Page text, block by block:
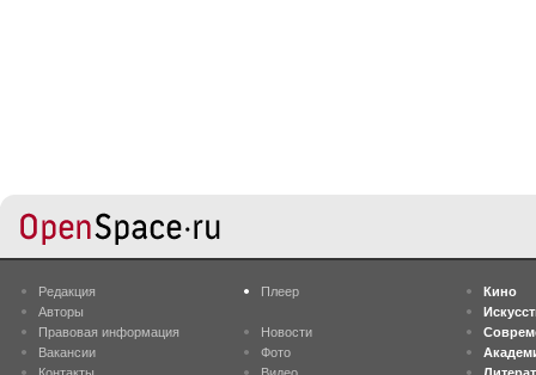
Редакция
Авторы
Правовая информация
Вакансии
Плеер
Новости
Фото
Кино